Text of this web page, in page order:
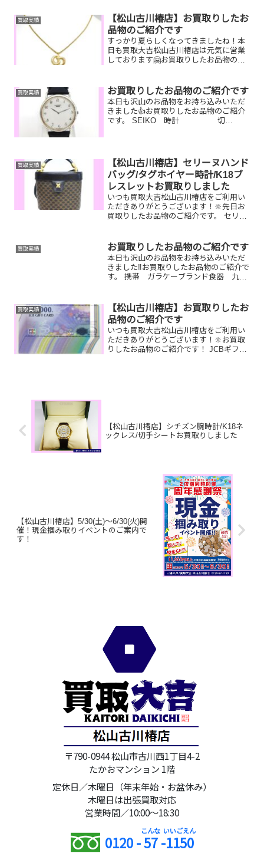
リング 楽山
焼 図書カード貰っ...
買取実績
【松山古川椿店】お買取りしたお
品物のご紹介です
すっかり夏らしくなってきましたね！本
日も買取大吉松山古川椿店は元気に営業
しております🤗お買取りしたお品物のご
グお家で眠っているお品物はございませ
んか？そのお...
買取実績 お買取りしたお品物のご紹介です
本日も沢山のお品物をお持ち込みいただ
きました👍お買取りしたお品物のご紹介
です。 SEIKO 時計 切
昔使っていたガラケーなど...
買取実績
【松山古川椿店】セリーヌハンド
バッグ/タグホイヤー時計/K18ブ
レスレットお買取りしました
いつも買取大吉松山古川椿店をご利用い
ただきありがとうございます！🔆先日お
買取りしたお品物のご紹介です。 セリー
ざいませんか？ぜひ買取大吉松山古川椿
店にお査定させて...
買取実績 お買取りしたお品物のご紹介です
本日も沢山のお品物をお持ち込みいただ
きました‼️お買取りしたお品物のご紹介で
す。 携帯 ガラケーブランド食器 九谷
ド、古銭など一点一点丁寧に査定させて
いただきますので是...
買取実績
【松山古川椿店】お買取りしたお
品物のご紹介です
いつも買取大吉松山古川椿店をご利用い
ただきありがとうございます！🔆お買取
りしたお品物のご紹介です！ JCBギフト
【松山古川椿店】シチズン腕時計/K18ネ
ックレス/切手シートお買取りしました
【松山古川椿店】5/30(土)～6/30(火)開
催！現金掴み取りイベントのご案内で
す！
〒790-0944 松山市古川西1丁目4-2
たかおマンション 1階
定休日／木曜日（年末年始・お盆休み）
木曜日は出張買取対応
営業時間／10:00～18:30
0120 -57-1150